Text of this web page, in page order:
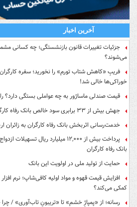
آخرین اخبار
جزئیات تغییرات قانون بازنشستگی؛ چه کسانی
می‌شوند؟
خوراکی‌ها خالی شد!
قیمت صندلی ماساژور به چه عواملی بستگی دارد؟
جهش بیش از ۳۳ برابری سود خالص بانک رفاه کارگران در بهار ۱۴۰۵
خدمت‌رسانی اثربخش بانک رفاه کارگران به زائران
پرداخت بیش از ۱۲,۰۰۰ میلیارد ریال
بانک رفاه کارگران
حمایت از تولید ملی در اولویت این بانک
افزایش قیمت قهوه و مواد اولیه کافی‌شاپ؛ نرم
کمکی می‌کند؟
رسانه؛ از «پمپاژِ خشم» تا «تریبونِ تاب‌آوری» /